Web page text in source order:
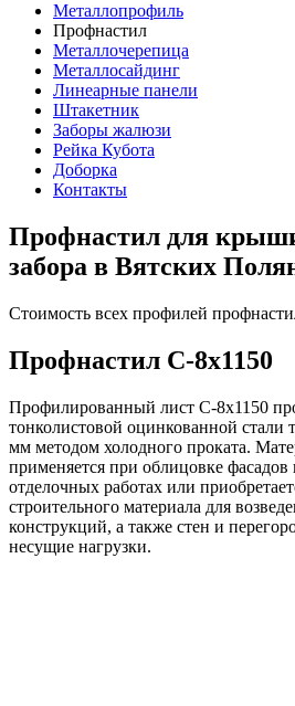
Металлопрофиль
Профнастил
Металлочерепица
Металлосайдинг
Линеарные панели
Штакетник
Заборы жалюзи
Рейка Кубота
Доборка
Контакты
Профнастил для
забора в Вятских
Стоимость всех профилей
Профнастил С-8х1150
Профилированный лист С-8x1150
тонколистовой оцинкованной стали
мм методом холодного проката.
применяется при облицовке
отделочных работах или
строительного материала для
конструкций, а также стен и
несущие нагрузки.